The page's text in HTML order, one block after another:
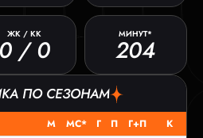
ЖК / КК
0 / 0
МИНУТ*
204
ПО СЕЗОНАМ
М МС* Г П Г+П
К